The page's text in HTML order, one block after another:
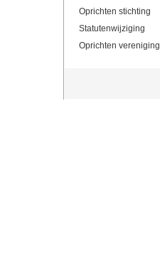
Oprichten stichting
Statutenwijziging
Oprichten vereniging